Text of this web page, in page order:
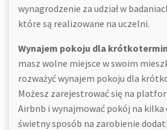
wynagrodzenie za udział w
które są realizowane na uczelni.
Wynajem pokoju dla
masz wolne miejsce w swoim
rozważyć wynajem pokoju dla
Możesz zarejestrować się na
Airbnb i wynajmować pokój na kilka
świetny sposób na zarobienie